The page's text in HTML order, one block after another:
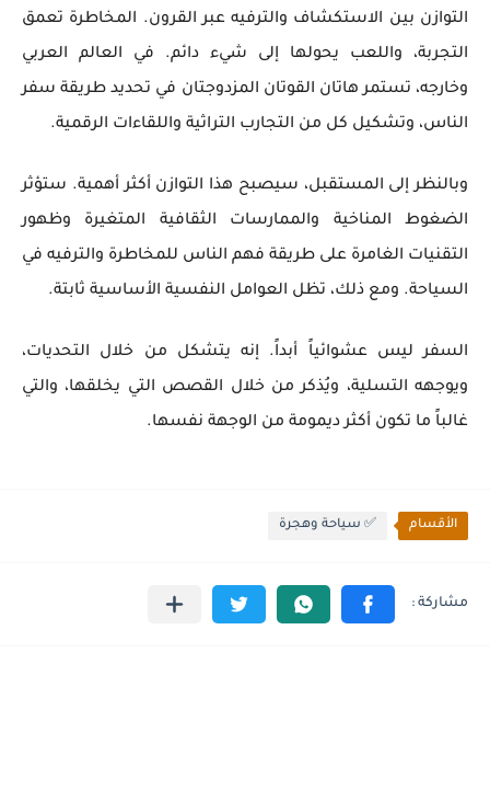
التوازن بين الاستكشاف والترفيه عبر القرون. المخاطرة تعمق
التجربة، واللعب يحولها إلى شيء دائم. في العالم العربي
وخارجه، تستمر هاتان القوتان المزدوجتان في تحديد طريقة سفر
الناس، وتشكيل كل من التجارب التراثية واللقاءات الرقمية.
وبالنظر إلى المستقبل، سيصبح هذا التوازن أكثر أهمية. ستؤثر
الضغوط المناخية والممارسات الثقافية المتغيرة وظهور
التقنيات الغامرة على طريقة فهم الناس للمخاطرة والترفيه في
السياحة. ومع ذلك، تظل العوامل النفسية الأساسية ثابتة.
السفر ليس عشوائياً أبداً. إنه يتشكل من خلال التحديات،
ويوجهه التسلية، ويُذكر من خلال القصص التي يخلقها، والتي
غالباً ما تكون أكثر ديمومة من الوجهة نفسها.
الأقسام ✅ سياحة وهجرة